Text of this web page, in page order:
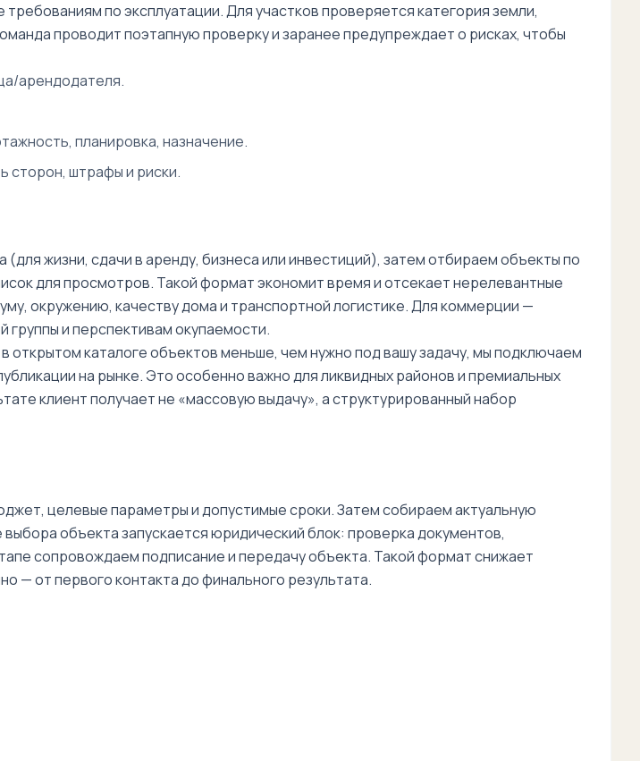
по эксплуатации. Для участков проверяется категория земли,
проводит поэтапную проверку и заранее предупреждает о рисках, чтобы
арендодателя.
планировка, назначение.
сторон, штрафы и риски.
жизни, сдачи в аренду, бизнеса или инвестиций), затем отбираем объекты по
для просмотров. Такой формат экономит время и отсекает нерелевантные
окружению, качеству дома и транспортной логистике. Для коммерции —
и перспективам окупаемости.
открытом каталоге объектов меньше, чем нужно под вашу задачу, мы подключаем
на рынке. Это особенно важно для ликвидных районов и премиальных
клиент получает не «массовую выдачу», а структурированный набор
целевые параметры и допустимые сроки. Затем собираем актуальную
объекта запускается юридический блок: проверка документов,
сопровождаем подписание и передачу объекта. Такой формат снижает
— от первого контакта до финального результата.